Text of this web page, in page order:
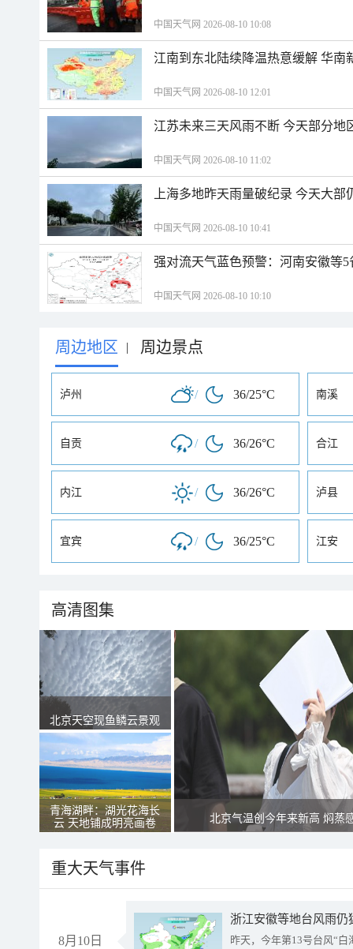
中国天气网 2026-08-10 10:08
江南到东北陆续降温热意缓解 华南
中国天气网 2026-08-10 12:01
江苏未来三天风雨不断 今天部分地
中国天气网 2026-08-10 11:02
上海多地昨天雨量破纪录 今天大
中国天气网 2026-08-10 10:41
强对流天气蓝色预警：河南安徽等
中国天气网 2026-08-10 10:10
周边地区 | 周边景点
泸州 / 36/25°C 南溪
自贡 / 36/26°C 合江
内江 / 36/26°C 泸县
宜宾 / 36/25°C 江安
高清图集
北京天空现鱼鳞云景观
青海湖畔：湖光花海长
云 天地铺成明亮画卷
北京气温创今年来新高 焖蒸
重大天气事件
8月10日
浙江安徽等地台风雨
昨天，今年第13号台风“